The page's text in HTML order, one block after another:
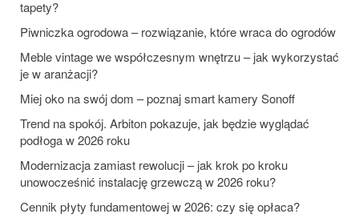
tapety?
Piwniczka ogrodowa – rozwiązanie, które wraca do ogrodów
Meble vintage we współczesnym wnętrzu – jak wykorzystać
je w aranżacji?
Miej oko na swój dom – poznaj smart kamery Sonoff
Trend na spokój. Arbiton pokazuje, jak będzie wyglądać
podłoga w 2026 roku
Modernizacja zamiast rewolucji – jak krok po kroku
unowocześnić instalację grzewczą w 2026 roku?
Cennik płyty fundamentowej w 2026: czy się opłaca?